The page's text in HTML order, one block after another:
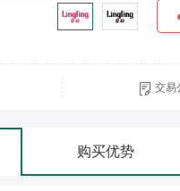
交易
购买优势